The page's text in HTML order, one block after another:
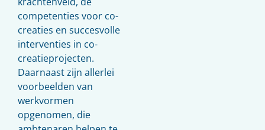
competenties voor co-
creaties en succesvolle
interventies in co-
creatieprojecten.
Daarnaast zijn allerlei
voorbeelden van
werkvormen
opgenomen, die